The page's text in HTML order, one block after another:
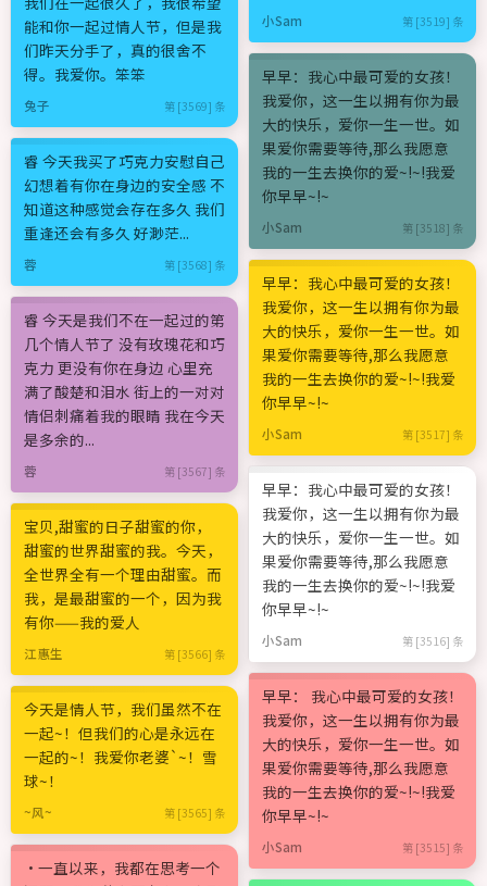
能和你一起过情人节，但是我
们昨天分手了，真的很舍不
得。我爱你。笨笨
兔子 第 [3569] 条
睿 今天我买了巧克力安慰自己
幻想着有你在身边的安全感 不
知道这种感觉会存在多久 我们
重逢还会有多久 好渺茫...
蓉 第 [3568] 条
睿 今天是我们不在一起过的第
几个情人节了 没有玫瑰花和巧
克力 更没有你在身边 心里充
满了酸楚和泪水 街上的一对对
情侣刺痛着我的眼睛 我在今天
是多余的...
蓉 第 [3567] 条
宝贝,甜蜜的日子甜蜜的你，
甜蜜的世界甜蜜的我。今天，
全世界全有一个理由甜蜜。而
我，是最甜蜜的一个，因为我
有你——我的爱人
江惠生 第 [3566] 条
今天是情人节，我们虽然不在
一起~！但我们的心是永远在
一起的~！我爱你老婆`~！雪
球~！
~风~ 第 [3565] 条
·一直以来，我都在思考一个
小Sam 第 [3519] 条
早早：我心中最可爱的女孩！
我爱你，这一生以拥有你为最
大的快乐，爱你一生一世。如
果爱你需要等待,那么我愿意
我的一生去换你的爱~!~!我爱
你早早~!~
小Sam 第 [3518] 条
早早：我心中最可爱的女孩！
我爱你，这一生以拥有你为最
大的快乐，爱你一生一世。如
果爱你需要等待,那么我愿意
我的一生去换你的爱~!~!我爱
你早早~!~
小Sam 第 [3517] 条
早早：我心中最可爱的女孩！
我爱你，这一生以拥有你为最
大的快乐，爱你一生一世。如
果爱你需要等待,那么我愿意
我的一生去换你的爱~!~!我爱
你早早~!~
小Sam 第 [3516] 条
早早： 我心中最可爱的女孩！
我爱你，这一生以拥有你为最
大的快乐，爱你一生一世。如
果爱你需要等待,那么我愿意
我的一生去换你的爱~!~!我爱
你早早~!~
小Sam 第 [3515] 条